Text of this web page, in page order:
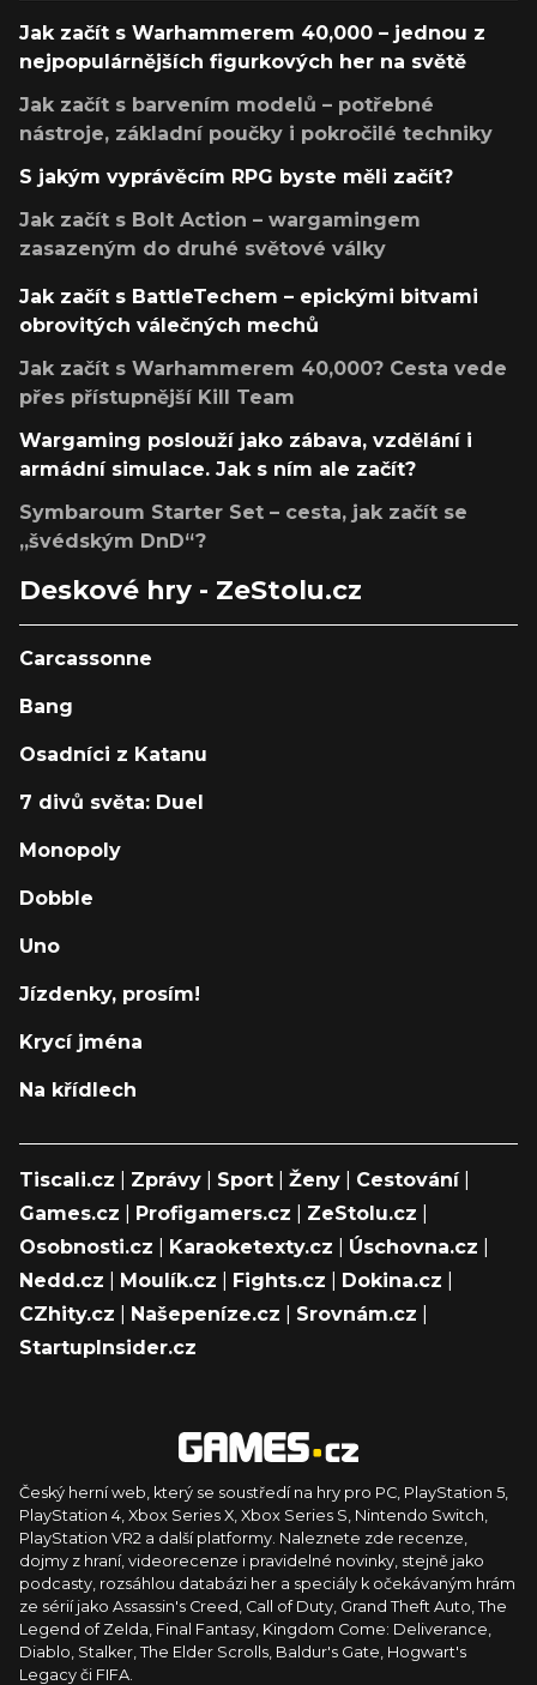
Jak začít s Warhammerem 40,000 – jednou z
nejpopulárnějších figurkových her na světě
Jak začít s barvením modelů – potřebné
nástroje, základní poučky i pokročilé techniky
S jakým vyprávěcím RPG byste měli začít?
Jak začít s Bolt Action – wargamingem
zasazeným do druhé světové války
Jak začít s BattleTechem – epickými bitvami
obrovitých válečných mechů
Jak začít s Warhammerem 40,000? Cesta vede
přes přístupnější Kill Team
Wargaming poslouží jako zábava, vzdělání i
armádní simulace. Jak s ním ale začít?
Symbaroum Starter Set – cesta, jak začít se
„švédským DnD“?
Deskové hry - ZeStolu.cz
Carcassonne
Bang
Osadníci z Katanu
7 divů světa: Duel
Monopoly
Dobble
Uno
Jízdenky, prosím!
Krycí jména
Na křídlech
Tiscali.cz Zprávy Sport Ženy Cestování|
Games.cz
Profigamers.cz ZeStolu.cz
Osobnosti.cz
Karaoketexty.cz Úschovna.cz
Nedd.cz
Moulík.cz Fights.cz Dokina.cz
CZhity.cz
Našepeníze.cz Srovnám.cz
StartupInsider.cz
Český herní web, který se soustředí na hry pro PC, PlayStation 5,
PlayStation 4, Xbox Series X, Xbox Series S, Nintendo Switch,
PlayStation VR2 a další platformy. Naleznete zde recenze,
dojmy z hraní, videorecenze i pravidelné novinky, stejně jako
podcasty, rozsáhlou databázi her a speciály k očekávaným hrám
ze sérií jako Assassin's Creed, Call of Duty, Grand Theft Auto, The
Legend of Zelda, Final Fantasy, Kingdom Come: Deliverance,
Diablo, Stalker, The Elder Scrolls, Baldur's Gate, Hogwart's
Legacy či FIFA.